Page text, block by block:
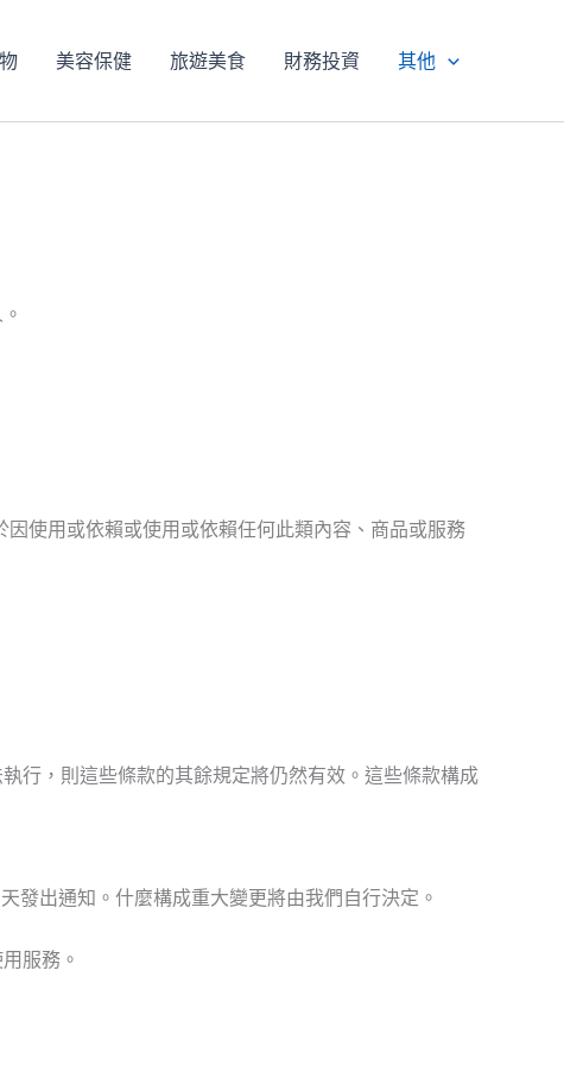
美容保健 旅遊美食 財務投資 其他
使用或依賴或使用或依賴任何此類內容、商品或服務
行，則這些條款的其餘規定將仍然有效。這些條款構成
發出通知。什麼構成重大變更將由我們自行決定。
服務。